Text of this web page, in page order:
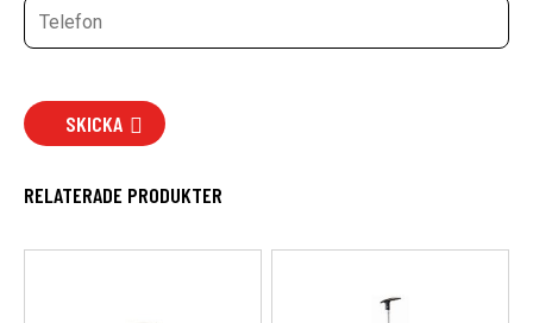
SKICKA
RELATERADE PRODUKTER